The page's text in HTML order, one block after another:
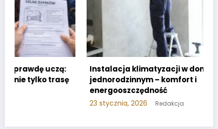
Instalacja klimatyzacji w domu
jednorodzinnym – komfort i
energooszczędność
Redakcja